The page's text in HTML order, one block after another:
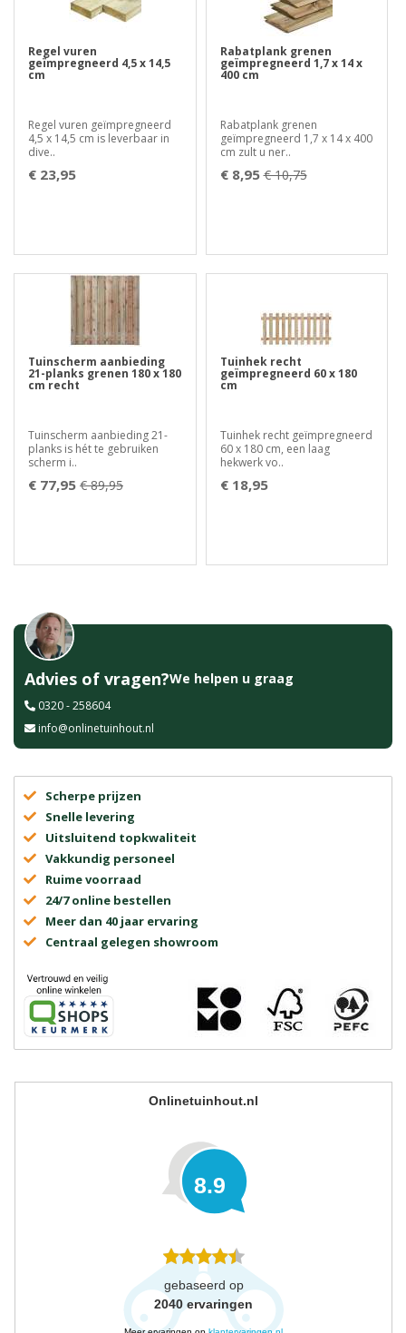
Regel vuren
geïmpregneerd 4,5 x 14,5
cm
Regel vuren geïmpregneerd
4,5 x 14,5 cm is leverbaar in
dive..
€ 23,95
Rabatplank grenen
geïmpregneerd 1,7 x 14 x
400 cm
Rabatplank grenen
geïmpregneerd 1,7 x 14 x 400
cm zult u ner..
€ 8,95 € 10,75
Tuinscherm aanbieding
21-planks grenen 180 x 180
cm recht
Tuinscherm aanbieding 21-
planks is hét te gebruiken
scherm i..
€ 77,95 € 89,95
Tuinhek recht
geïmpregneerd 60 x 180
cm
Tuinhek recht geïmpregneerd
60 x 180 cm, een laag
hekwerk vo..
€ 18,95
Advies of vragen?We helpen u graag
0320 - 258604
info@onlinetuinhout.nl
Scherpe prijzen
Snelle levering
Uitsluitend topkwaliteit
Vakkundig personeel
Ruime voorraad
24/7 online bestellen
Meer dan 40 jaar ervaring
Centraal gelegen showroom
Onlinetuinhout.nl
8.9
gebaseerd op
2040 ervaringen